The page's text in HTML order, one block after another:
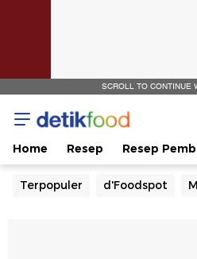
SCROLL TO CONTINUE
Home Resep Resep
Terpopuler d'Foodspot